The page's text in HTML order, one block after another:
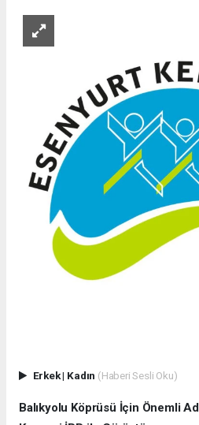
Erkek| Kadın (Haberi Sesli Oku)
Balıkyolu Köprüsü İçin Önemli